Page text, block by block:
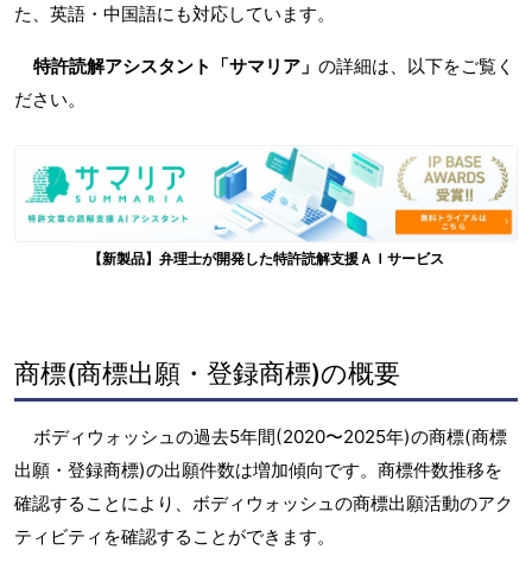
た、英語・中国語にも対応しています。
特許読解アシスタント「サマリア」 の詳細は、以下をご覧く
ださい。
【新製品】弁理士が開発した特許読解支援ＡＩサービス
商標(商標出願・登録商標)の概要
ボディウォッシュの過去5年間(2020〜2025年)の商標(商標
出願・登録商標)の出願件数は増加傾向です。商標件数推移を
確認することにより、ボディウォッシュの商標出願活動のアク
ティビティを確認することができます。